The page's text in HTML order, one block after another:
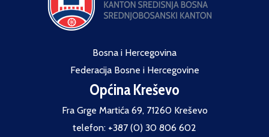
Bosna i Hercegovina
Federacija Bosne i Hercegovine
Općina Kreševo
Fra Grge Martića 69, 71260 Kreševo
telefon: +387 (0) 30 806 602